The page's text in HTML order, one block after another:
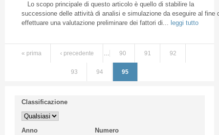
Lo scopo principale di questo articolo è quello di stabilire la
successione delle attività di analisi e simulazione da eseguire al fine
effettuare una valutazione preliminare dei fattori di...
leggi tutto
« prima ‹ precedente … 90 91 92
93 94 95
Classificazione
Anno Numero